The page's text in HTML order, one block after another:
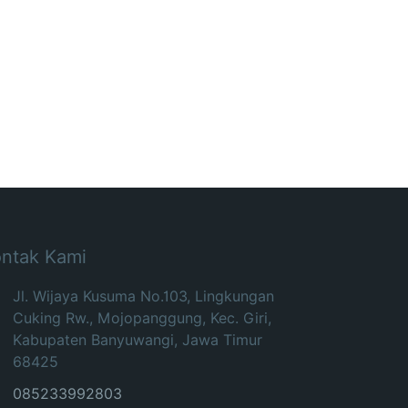
Kami
Jl. Wijaya Kusuma No.103, Lingkungan
Cuking Rw., Mojopanggung, Kec. Giri,
Kabupaten Banyuwangi, Jawa Timur
68425
085233992803